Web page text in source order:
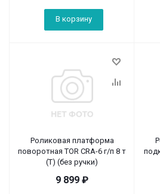
В корзину
Роликовая платформа
поворотная TOR CRA-6 г/п 8 т
(T) (без ручки)
9 899 ₽